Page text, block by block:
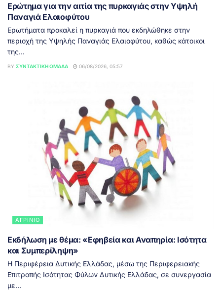
Ερώτημα για την αιτία της πυρκαγιάς στην Υψηλή
Παναγιά Ελαιοφύτου
Ερωτήματα προκαλεί η πυρκαγιά που εκδηλώθηκε στην
περιοχή της Υψηλής Παναγιάς Ελαιοφύτου, καθώς κάτοικοι
της...
BY ΣΥΝΤΑΚΤΙΚΉ ΟΜΆΔΑ 06/08/2026, 05:57
ΑΓΡΊΝΙΟ
Εκδήλωση με θέμα: «Εφηβεία και Αναπηρία: Ισότητα
και Συμπερίληψη»
Η Περιφέρεια Δυτικής Ελλάδας, μέσω της Περιφερειακής
Επιτροπής Ισότητας Φύλων Δυτικής Ελλάδας, σε συνεργασία
με...